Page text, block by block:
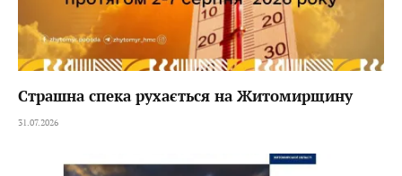
Страшна спека рухається на Житомирщину
31.07.2026